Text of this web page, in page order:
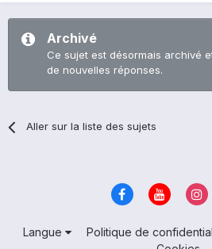
Archivé
Ce sujet est désormais archivé
de nouvelles réponses.
Aller sur la liste des sujets
Langue Politique de